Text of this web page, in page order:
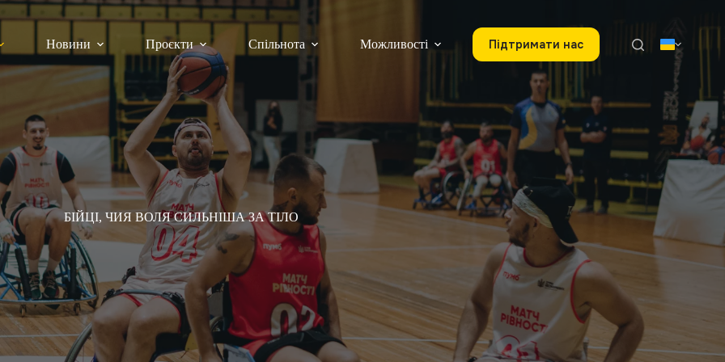
Новини Проєкти Спільнота Можливості Підтримати наc
БІЙЦІ, ЧИЯ ВОЛЯ СИЛЬНІША ЗА ТІЛО